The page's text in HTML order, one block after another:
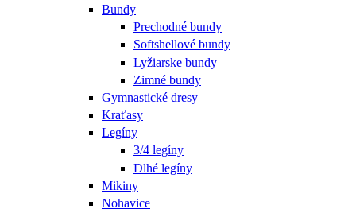
Bundy
Prechodné bundy
Softshellové bundy
Lyžiarske bundy
Zimné bundy
Gymnastické dresy
Kraťasy
Legíny
3/4 legíny
Dlhé legíny
Mikiny
Nohavice